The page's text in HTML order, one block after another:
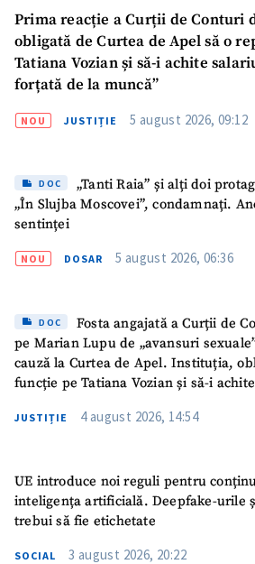
Prima reacție a Curții de Conturi
obligată de Curtea de Apel să o
Tatiana Vozian și să-i achite
forțată de la muncă”
NOU JUSTIȚIE 5 august 2026, 09:12
DOC
„Tanti Raia” și alți doi
„În Slujba Moscovei”, condamnați.
sentinței
NOU DOSAR 5 august 2026, 06:36
DOC
Fosta angajată a Curții de
pe Marian Lupu de „avansuri
cauză la Curtea de Apel. Instituția,
funcție pe Tatiana Vozian și să-i
JUSTIȚIE 4 august 2026, 14:54
UE introduce noi reguli pentru
inteligența artificială. Deepfake-urile
trebui să fie etichetate
SOCIAL 3 august 2026, 20:22